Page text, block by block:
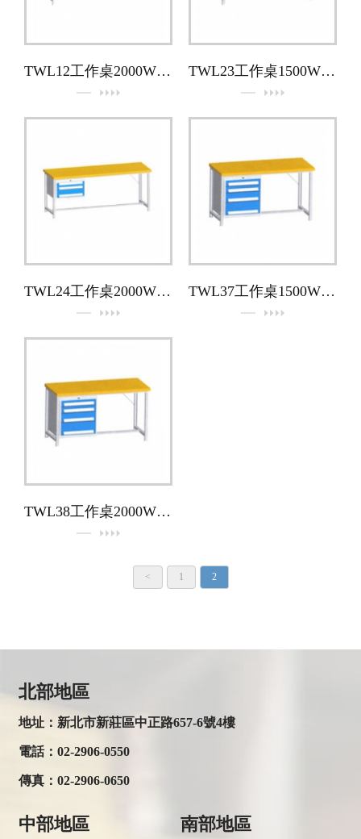
TWL12工作桌2000W × 700D × 860H TWL23工作桌1500W × 700D × 860H（配H2工具櫃）
TWL24工作桌2000W × 700D × 860H（配H2工具櫃） TWL37工作桌1500W × 700D × 860H（配H3工具櫃）
TWL38工作桌2000W × 700D × 860H（配H3工具櫃）
< 1 2
北部地區
地址：新北市新莊區中正路657-6號4樓
電話：02-2906-0550
傳真：02-2906-0650
中部地區 南部地區